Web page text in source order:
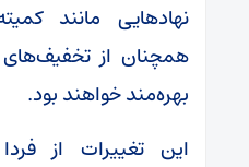
نهادهایی مانند
همچنان از تخفیف‌های
بهره‌مند خواهند بود.
این تغییرات از